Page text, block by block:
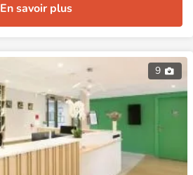
En savoir plus
9